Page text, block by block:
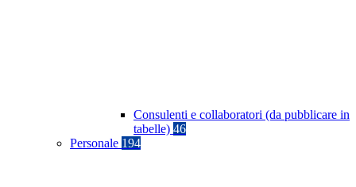
Consulenti e collaboratori (da pubblicare in
tabelle) 46
Personale 194